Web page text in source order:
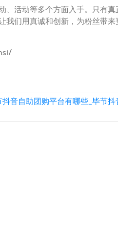
活动等多个方面入手。只有真
我们用真诚和创新，为粉丝带来
抖音自助团购平台有哪些_毕节